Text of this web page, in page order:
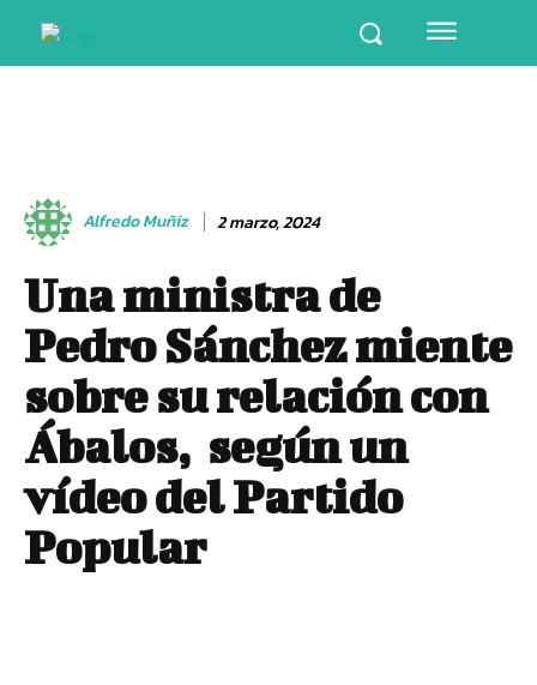
Alfredo Muñiz 2 marzo, 2024
Una ministra de
Pedro Sánchez miente
sobre su relación con
Ábalos, según un
vídeo del Partido
Popular